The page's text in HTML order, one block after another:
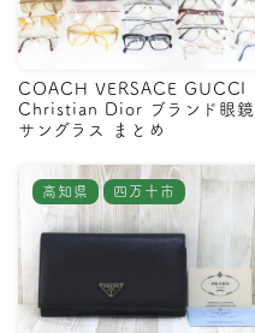
COACH VERSACE GUCCI
Christian Dior ブランド眼鏡
サングラス まとめ
高知県 四万十市